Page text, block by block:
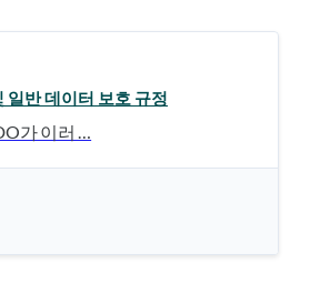
일반 데이터 보호 규정
가 이러 …